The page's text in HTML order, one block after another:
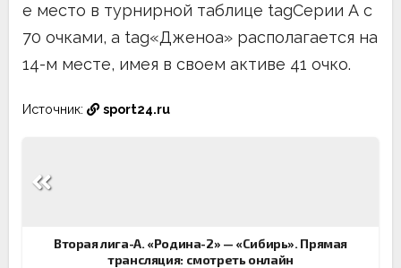
е место в турнирной таблице tagСерии А с
70 очками, а tag«Дженоа» располагается на
14-м месте, имея в своем активе 41 очко.
Источник: sport24.ru
по
Вторая лига-А. «Родина-2» — «Сибирь». Прямая
трансляция: смотреть онлайн